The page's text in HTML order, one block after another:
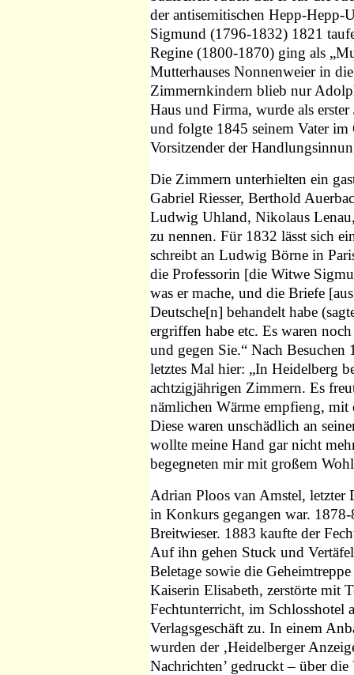
der antisemitischen Hepp-Hepp-
Sigmund (1796-1832) 1821
Regine (1800-1870) ging als
Mutterhauses Nonnenweier in
Zimmernkindern blieb nur
Haus und Firma, wurde als
und folgte 1845 seinem Vater
Vorsitzender der
Die Zimmern unterhielten ein
Gabriel Riesser, Berthold
Ludwig Uhland, Nikolaus
zu nennen. Für 1832 lässt sich
schreibt an Ludwig Börne in
die Professorin [die Witwe
was er mache, und die Briefe
Deutsche[n] behandelt habe
ergriffen habe etc. Es waren
und gegen Sie.“ Nach
letztes Mal hier: „In Heidelberg
achtzigjährigen Zimmern. Es
nämlichen Wärme empfieng,
Diese waren unschädlich an
wollte meine Hand gar nicht
begegneten mir mit großem
Adrian Ploos van Amstel, letzter
in Konkurs gegangen war.
Breitwieser. 1883 kaufte der
Auf ihn gehen Stuck und
Beletage sowie die
Kaiserin Elisabeth, zerstörte mit
Fechtunterricht, im Schlosshotel
Verlagsgeschäft zu. In einem
wurden der ‚Heidelberger
Nachrichten’ gedruckt – über